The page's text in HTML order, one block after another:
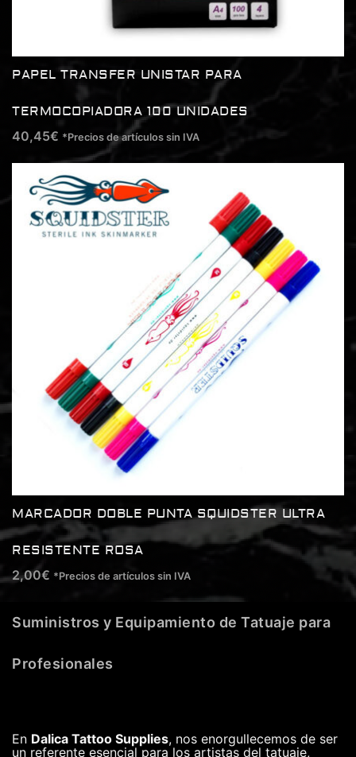
PAPEL TRANSFER UNISTAR PARA
TERMOCOPIADORA 100 UNIDADES
40,45€ *Precios de artículos sin IVA
MARCADOR DOBLE PUNTA SQUIDSTER ULTRA
RESISTENTE ROSA
2,00€ *Precios de artículos sin IVA
Suministros y Equipamiento de Tatuaje para
Profesionales
En Dalica Tattoo Supplies, nos enorgullecemos de ser
un referente esencial para los artistas del tatuaje,